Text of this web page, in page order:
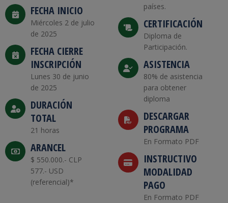
FECHA INICIO
Miércoles 2 de julio
de 2025
FECHA CIERRE
INSCRIPCIÓN
Lunes 30 de junio
de 2025
DURACIÓN
TOTAL
21 horas
ARANCEL
$ 550.000.- CLP
577.- USD
(referencial)*
países.
CERTIFICACIÓN
Diploma de
Participación.
ASISTENCIA
80% de asistencia
para obtener
diploma
DESCARGAR
PROGRAMA
En Formato PDF
INSTRUCTIVO
MODALIDAD
PAGO
En Formato PDF